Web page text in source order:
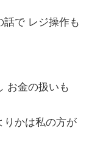
話で レジ操作も
お金の扱いも
りかは私の方が